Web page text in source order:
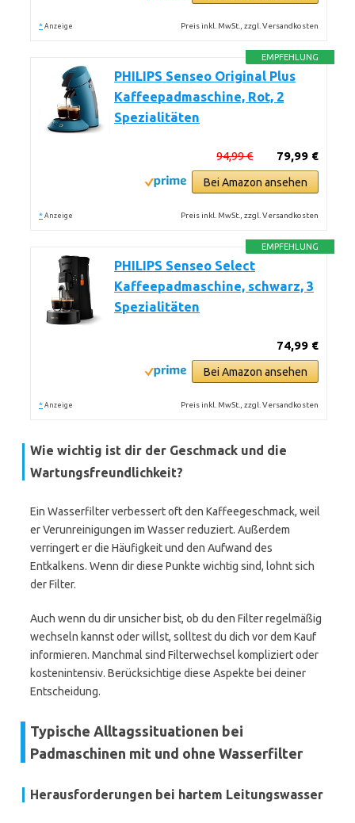
* Anzeige Preis inkl. MwSt., zzgl. Versandkosten
EMPFEHLUNG
PHILIPS Senseo Original Plus
Kaffeepadmaschine, Rot, 2
Spezialitäten
79,99 €
94,99 €
Bei Amazon ansehen
* Anzeige Preis inkl. MwSt., zzgl. Versandkosten
EMPFEHLUNG
PHILIPS Senseo Select
Kaffeepadmaschine, schwarz, 3
Spezialitäten
74,99 €
Bei Amazon ansehen
* Anzeige Preis inkl. MwSt., zzgl. Versandkosten
Wie wichtig ist dir der Geschmack und die
Wartungsfreundlichkeit?
Ein Wasserfilter verbessert oft den Kaffeegeschmack, weil
er Verunreinigungen im Wasser reduziert. Außerdem
verringert er die Häufigkeit und den Aufwand des
Entkalkens. Wenn dir diese Punkte wichtig sind, lohnt sich
der Filter.
Auch wenn du dir unsicher bist, ob du den Filter regelmäßig
wechseln kannst oder willst, solltest du dich vor dem Kauf
informieren. Manchmal sind Filterwechsel kompliziert oder
kostenintensiv. Berücksichtige diese Aspekte bei deiner
Entscheidung.
Typische Alltagssituationen bei
Padmaschinen mit und ohne Wasserfilter
Herausforderungen bei hartem Leitungswasser